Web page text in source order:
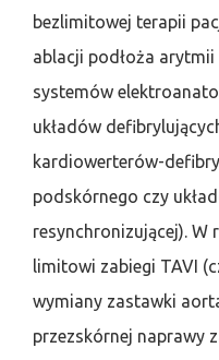
bezlimitowej terapii
ablacji podłoża
systemów
układów
kardiowerterów-
podskórnego czy
resynchronizującej). W
limitowi zabiegi TAVI
wymiany zastawki
przezskórnej naprawy